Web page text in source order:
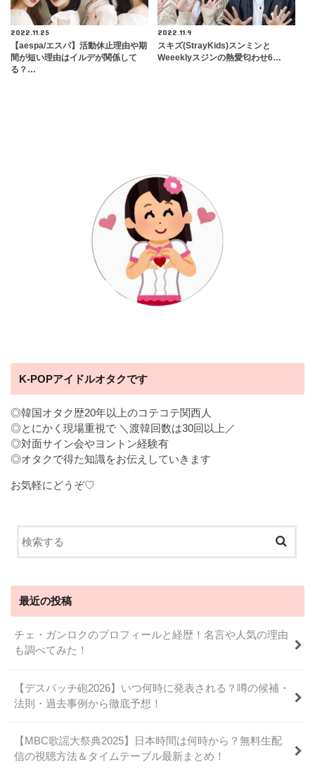
2022.11.25
【aespa/エスパ】活動休止理由や期
間が短い理由はイルデが関係して
る？…
2022.11.9
スキズ(StrayKids)スンミンと
Weeeklyスジンの熱愛匂わせ6…
K-POPアイドルオタクです
◎韓国オタク歴20年以上のコテコテ関西人
◎とにかく現場重視で ＼渡韓回数は30回以上／
◎対面サイン会やヨントン経験有
◎オタクで得た知識をお伝えしていきます
お気軽にどうぞ♡
最近の投稿
チェ・ガンロクのプロフィールと経歴！名言や人気の理由
も調べてみた！
【デスパッチ砲2026】いつ何時に発表される？噂の候補・
法則・過去事例から徹底予想！
【MBC歌謡大祭典2025】日本時間は何時から？無料生配
信の視聴方法＆タイムテーブル最新まとめ！